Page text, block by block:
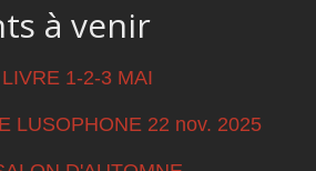
à venir
1-2-3 MAI
LUSOPHONE 22 nov. 2025